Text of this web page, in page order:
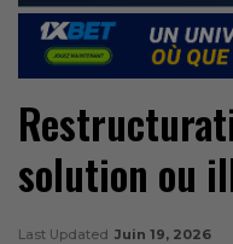
solution ou
Last Updated Juin 19, 2026